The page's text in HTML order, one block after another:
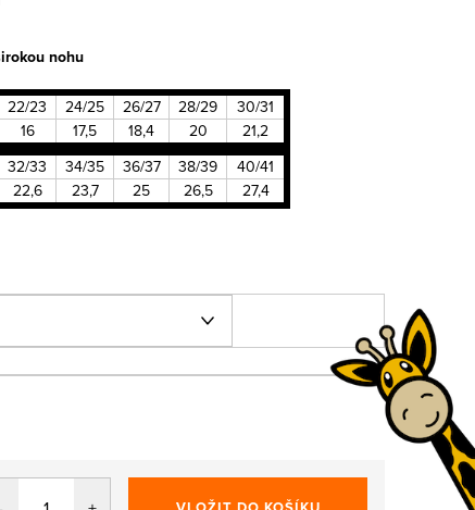
nohu
22/23 24/25 26/27 28/29
30/31
16 17,5 18,4 20
21,2
32/33 34/35 36/37 38/39
40/41
22,6 23,7 25 26,5
27,4